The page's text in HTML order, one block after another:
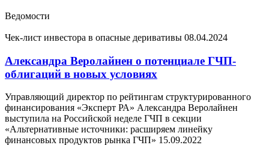
Ведомости
Чек-лист инвестора в опасные деривативы 08.04.2024
Александра Веролайнен о потенциале ГЧП-
облигаций в новых условиях
Управляющий директор по рейтингам структурированного
финансирования «Эксперт РА» Александра Веролайнен
выступила на Российской неделе ГЧП в секции
«Альтернативные источники: расширяем линейку
финансовых продуктов рынка ГЧП» 15.09.2022